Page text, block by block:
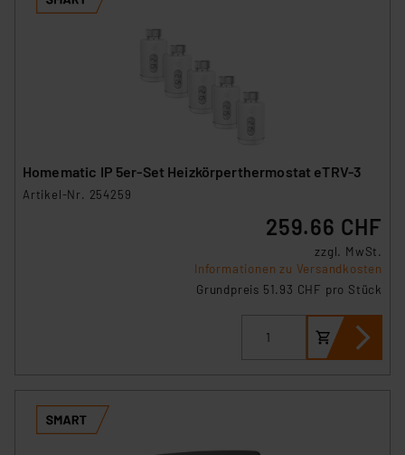
(1) lit. a DSGVO. Nähere Infos zu diesen Drittanbietern
und zu der jeweiligen Datenübermittlung erhalten Sie in
der Datenschutzerklärung. Für die USA besteht kein
Angemessenheitsbeschluss der EU. Dies bedeutet,
dass die USA als Land mit unzureichendem
Datenschutz nach EU-Standards eingestuft wird. So
besteht etwa das Risiko, dass US-Behörden
Überwachungsprogrammen verarbeiten, ohne dass
Unsere Kooperation mit diesen Dienstleistern stützt
Europäischen Kommission sowie einer eigenen
Beurteilung der mit der Datenübermittlung,
insbesondere der Art der übermittelten Daten,
Homematic IP 5er-Set Heizkörperthermostat eTRV-3
Artikel-Nr. 254259
259.66 CHF
zzgl. MwSt.
Informationen zu Versandkosten
Grundpreis 51.93 CHF pro Stück